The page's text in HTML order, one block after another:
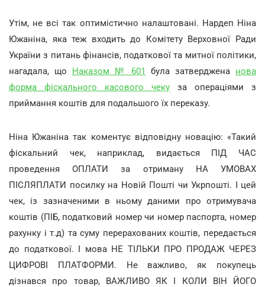
Утім, не всі так оптимістично налаштовані. Нардеп Ніна
Южаніна, яка теж входить до Комітету Верховної Ради
України з питань фінансів, податкової та митної політики,
нагадала, що Наказом № 601 була затверджена нова
форма фіскального касового чеку за операціями з
приймання коштів для подальшого їх переказу.
Ніна Южаніна так коментує відповідну новацію: «Такий
фіскальний чек, наприклад, видається ПІД ЧАС
проведення ОПЛАТИ за отриману НА УМОВАХ
ПІСЛЯПЛАТИ посилку на Новій Пошті чи Укрпошті. І цей
чек, із зазначеними в ньому даними про отримувача
коштів (ПІБ, податковий номер чи номер паспорта, номер
рахунку і т.д) та суму перерахованих коштів, передається
до податкової. І мова НЕ ТІЛЬКИ ПРО ПРОДАЖ ЧЕРЕЗ
ЦИФРОВІ ПЛАТФОРМИ. Не важливо, як покупець
дізнався про товар, ВАЖЛИВО ЯК І КОЛИ ВІН ЙОГО